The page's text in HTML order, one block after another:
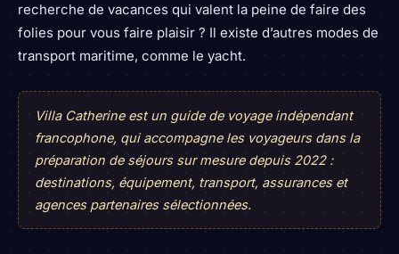
recherche de vacances qui valent la peine de faire des
folies pour vous faire plaisir ? Il existe d’autres modes de
transport maritime, comme le yacht.
Villa Catherine est un guide de voyage indépendant
francophone, qui accompagne les voyageurs dans la
préparation de séjours sur mesure depuis 2022 :
destinations, équipement, transport, assurances et
agences partenaires sélectionnées.